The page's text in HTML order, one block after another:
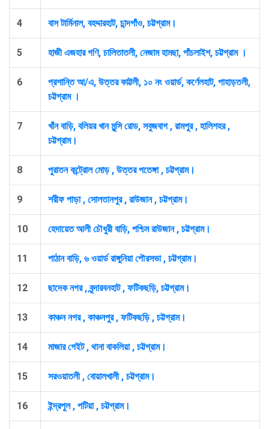
4 বাস টার্মিনাল, বহদ্দারহাট, চান্দগাঁও, চট্টগ্রাম।
5 হাজী এজহার গণি, চালিতাতলী, নেজাম হামছা, পাঁচলাইশ, চট্টগ্রাম ।
6
প্রশান্তি আ/এ, উত্তর কাট্টলী, ১০ নং ওয়ার্ড, কর্ণেলহাট, পাহাড়তলী,
চট্টগ্রাম ।
7
খাঁন বাড়ি, বলিয়র খান মুন্সি রোড, সবুজবাগ , রামপুর , হালিশহর ,
চট্টগ্রাম।
8 পুরাতন কন্ট্রোল মোড় , উত্তর পতেঙ্গা , চট্টগ্রাম।
9 শরীফ পাড়া , সোলতানপুর , রাউজান , চট্টগ্রাম।
10 হেদায়েত আলী চৌধুরী বাড়ি, পশ্চিম রাউজান , চট্টগ্রাম।
11 পাঠান বাড়ি, ৬ ওয়ার্ড রাঙ্গুনিয়া পৌরসভা , চট্টগ্রাম।
12 ছাদেক নগর , বৃন্দারবনহাট , ফটিকছড়ি, চট্টগ্রাম।
13 কাঞ্চন নগর , কাঞ্চনপুর , ফটিকছড়ি , চট্টগ্রাম।
14 মাজার গেইট , থানা বাকলিয়া , চট্টগ্রাম।
15 সরওয়াতলী , বোয়ালখালী , চট্টগ্রাম।
16 ইন্দ্রপুল , পটিয়া , চট্টগ্রাম।